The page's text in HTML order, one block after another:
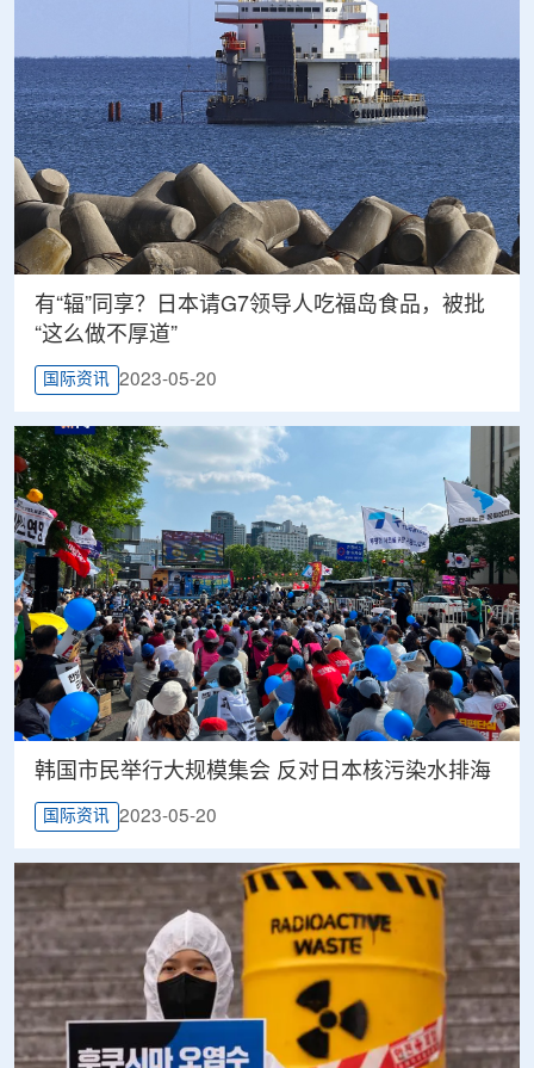
有“辐”同享？日本请G7领导人吃福岛食品，被批
“这么做不厚道”
国际资讯 2023-05-20
韩国市民举行大规模集会 反对日本核污染水排海
国际资讯 2023-05-20